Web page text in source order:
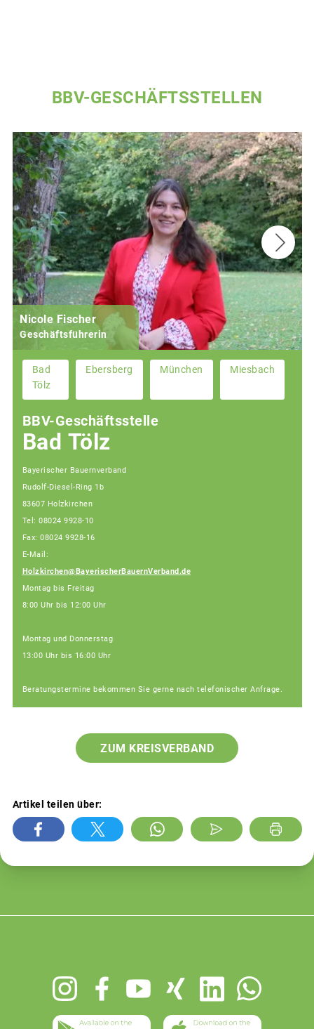
BBV-GESCHÄFTSSTELLEN
Nicole Fischer
Geschäftsführerin
Bad
Tölz
Ebersberg München Miesbach
BBV-Geschäftsstelle
Bad Tölz
Bayerischer Bauernverband
Rudolf-Diesel-Ring 1b
83607 Holzkirchen
Tel: 08024 9928-10
Fax: 08024 9928-16
E-Mail:
Holzkirchen@BayerischerBauernVerband.de
Montag bis Freitag
8:00 Uhr bis 12:00 Uhr
Montag und Donnerstag
13:00 Uhr bis 16:00 Uhr
Beratungstermine bekommen Sie gerne nach telefonischer Anfrage.
ZUM KREISVERBAND
Artikel teilen über: